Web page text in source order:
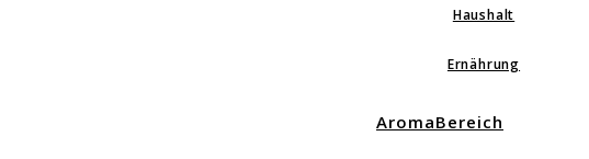
Haushalt
Ernährung
AromaBereich